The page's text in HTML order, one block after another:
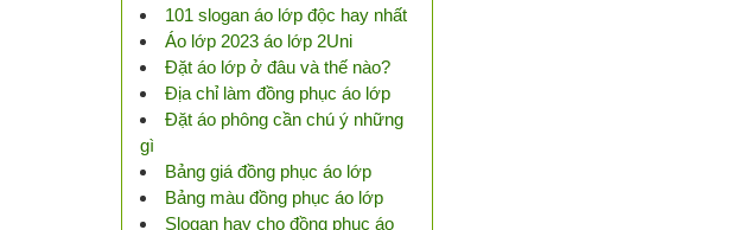
101 slogan áo lớp độc hay nhất
Áo lớp 2023 áo lớp 2Uni
Đặt áo lớp ở đâu và thế nào?
Địa chỉ làm đồng phục áo lớp
Đặt áo phông cần chú ý những
gì
Bảng giá đồng phục áo lớp
Bảng màu đồng phục áo lớp
Slogan hay cho đồng phục áo